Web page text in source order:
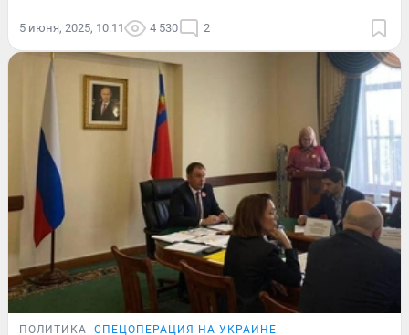
5 июня, 2025, 10:11 4 530 2
ПОЛИТИКА СПЕЦОПЕРАЦИЯ НА УКРАИНЕ